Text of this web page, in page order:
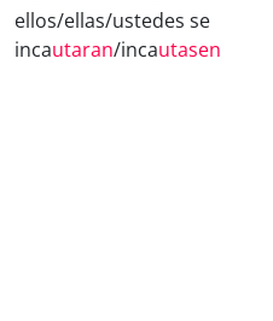
ellos/ellas/ustedes se
incautaran/incautasen